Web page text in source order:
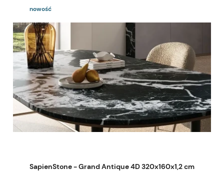
SapienStone - Grand Antique 4D 320x160x1,2 cm
nowość